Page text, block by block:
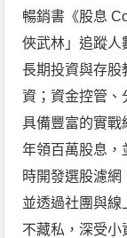
暢銷書《股息
俠武林」追蹤人
長期投資與存股
資；資金控管、
具備豐富的實戰
年領百萬股息，
時開發選股濾網
並透過社團與線
不藏私，深受小